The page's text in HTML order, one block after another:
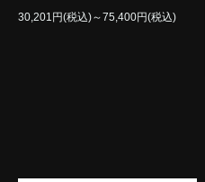
30,201円(税込)～75,400円(税込)